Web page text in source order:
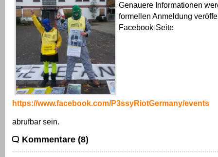
Genauere Informationen
formellen Anmeldung
Facebook-Seite
https://www.facebook.com/P3ssyRiotGermany/events
abrufbar sein.
Kommentare (8)